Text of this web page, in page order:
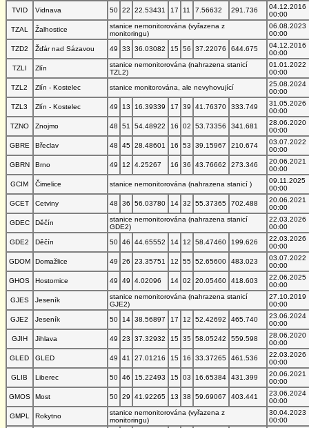
TVID
Vidnava 50 22 22.53431 17 11 7.56632 291.736
04.12.2016
00:00
TZAL
Žalhostice
stanice nemonitorována (vyřazena z
monitoringu)
06.08.2023
00:00
TZD2
Žďár nad Sázavou 49 33 36.03082 15 56 37.22076 644.675
04.12.2016
00:00
TZLI
Zlín
stanice nemonitorována (nahrazena stanicí
TZL2)
01.01.2022
00:00
TZL2
Zlín - Kostelec stanice monitorována, ale nevyhovující
25.08.2024
00:00
TZL3
Zlín - Kostelec 49 13 16.39339 17 39 41.76370 333.749
31.05.2026
00:00
TZNO
Znojmo 48 51 54.48922 16 02 53.73356 341.681
28.06.2020
00:00
GBRE
Břeclav 48 45 28.48601 16 53 39.15967 210.674
03.07.2022
00:00
GBRN
Brno 49 12 4.25267 16 36 43.76662 273.346
20.06.2021
00:00
GCIM
Čimelice stanice nemonitorována (nahrazena stanicí )
09.11.2025
00:00
GCET
Cetviny 48 36 56.03780 14 32 55.37365 702.488
20.06.2021
00:00
GDEC
Děčín
stanice nemonitorována (nahrazena stanicí
GDE2)
22.03.2026
00:00
GDE2
Děčín 50 46 44.65552 14 12 58.47460 199.626
22.03.2026
00:00
GDOM
Domažlice 49 26 23.35751 12 55 52.65600 483.023
03.07.2022
00:00
GHOS
Hostomice 49 49 4.02096 14 02 20.05460 418.603
22.06.2025
00:00
GJES
Jeseník
stanice nemonitorována (nahrazena stanicí
GJE2)
27.10.2019
00:00
GJE2
Jeseník 50 14 38.56897 17 12 52.42692 465.740
23.06.2024
00:00
GJIH
Jihlava 49 23 37.32932 15 35 58.05242 559.598
28.06.2020
00:00
GLED
GLED 49 41 27.01216 15 16 33.37265 461.536
22.03.2026
00:00
GLIB
Liberec 50 46 15.22493 15 03 16.65384 431.399
20.06.2021
00:00
GMOS
Most 50 29 41.92265 13 38 59.69067 403.441
23.06.2024
00:00
GMPL
Rokytno
stanice nemonitorována (vyřazena z
monitoringu)
30.04.2023
00:00